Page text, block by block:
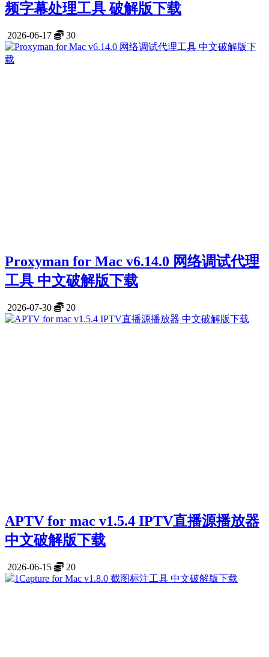
频字幕处理工具 破解版下载
2026-06-17 30
Proxyman for Mac v6.14.0 网络调试代理
工具 中文破解版下载
2026-07-30 20
APTV for mac v1.5.4 IPTV直播源播放器
中文破解版下载
2026-06-15 20